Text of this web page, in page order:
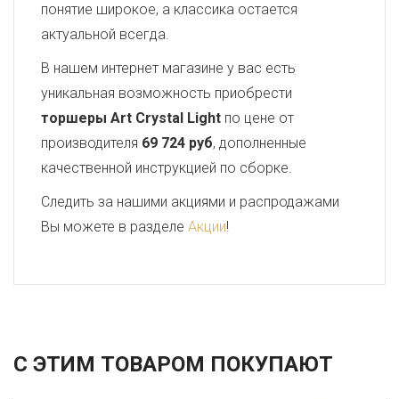
понятие широкое, а классика остается
актуальной всегда.
В нашем интернет магазине у вас есть
уникальная возможность приобрести
торшеры Art Crystal Light по цене от
производителя 69 724 руб, дополненные
качественной инструкцией по сборке.
Следить за нашими акциями и распродажами
Вы можете в разделе Акции!
С ЭТИМ ТОВАРОМ ПОКУПАЮТ